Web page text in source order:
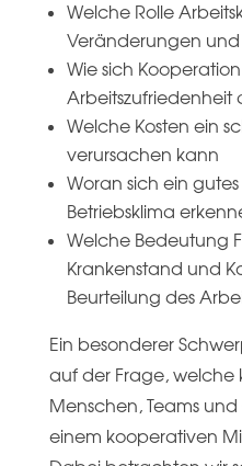
Welche Rolle
Veränderungen und
Wie sich
Arbeitszufriedenheit
Welche Kosten ein
verursachen kann
Woran sich ein
Betriebsklima
Welche Bedeutung
Krankenstand und
Beurteilung des
Ein besonderer
auf der Frage, welche
Menschen, Teams
einem kooperativen